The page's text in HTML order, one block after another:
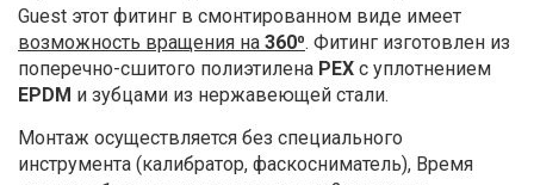
Guest этот фитинг в смонтированном виде имеет
возможность вращения на 360⁰. Фитинг изготовлен из
поперечно-сшитого полиэтилена PEX с уплотнением
EPDM и зубцами из нержавеющей стали.
Монтаж осуществляется без специального
инструмента (калибратор, фаскосниматель), Время